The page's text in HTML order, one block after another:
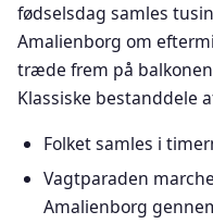
fødselsdag samles
Amalienborg om
træde frem på
Klassiske bestanddele
Folket samles i
Vagtparaden
Amalienborg